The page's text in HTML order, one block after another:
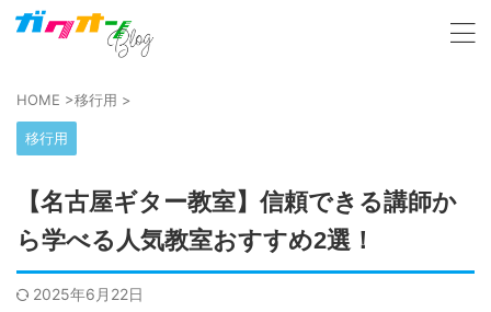
HOME >移行用 >
移行用
【名古屋ギター教室】信頼できる講師か
ら学べる人気教室おすすめ2選！
2025年6月22日